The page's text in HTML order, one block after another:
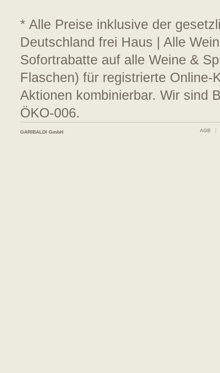
* Alle Preise inklusive der
Deutschland frei Haus | Alle
Sofortrabatte auf alle Weine &
Flaschen) für registrierte
Aktionen kombinierbar. Wir sind
ÖKO-006.
GARIBALDI GmbH AGB